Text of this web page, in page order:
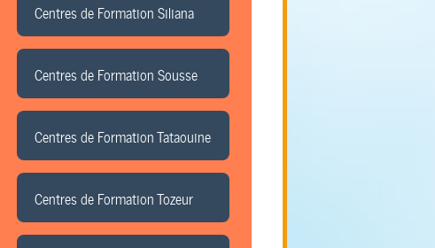
Centres de Formation Siliana
Centres de Formation Sousse
Centres de Formation Tataouine
Centres de Formation Tozeur